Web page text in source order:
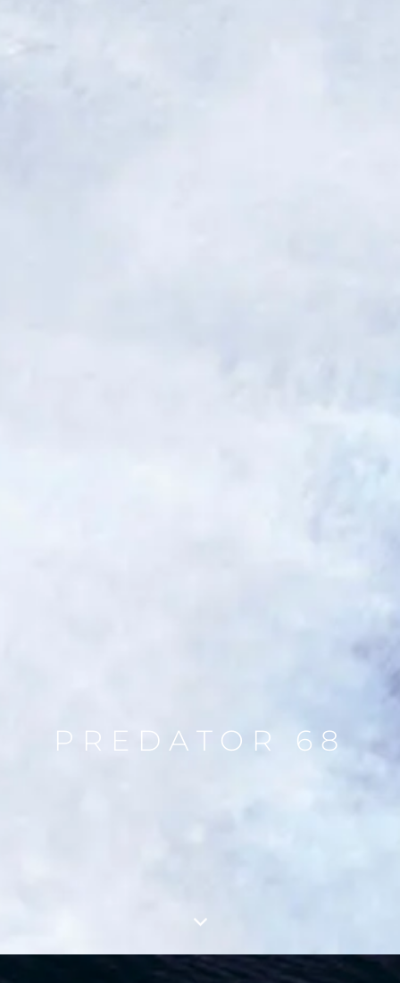
PREDATOR 68